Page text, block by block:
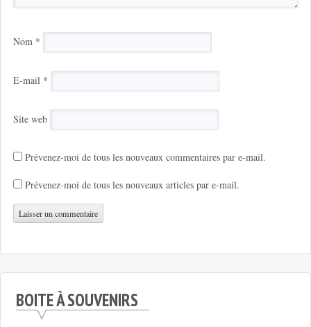
Nom *
E-mail *
Site web
Prévenez-moi de tous les nouveaux commentaires par e-mail.
Prévenez-moi de tous les nouveaux articles par e-mail.
BOITE À SOUVENIRS